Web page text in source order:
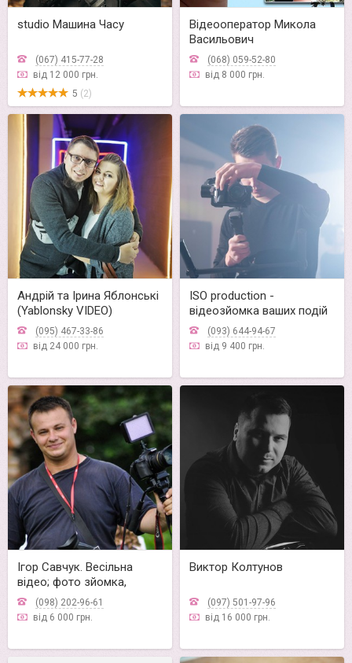
studio Машина Часу
(067) 415-77-28
від 12 000 грн.
5 (2)
Відеооператор Микола
Васильович
(068) 059-52-80
від 8 000 грн.
Андрій та Ірина Яблонські
(Yablonsky VIDEO)
(095) 467-33-86
від 24 000 грн.
ISO production -
відеозйомка ваших подій
(093) 644-94-67
від 9 400 грн.
Ігор Савчук. Весільна
відео; фото зйомка,
(098) 202-96-61
від 6 000 грн.
Виктор Колтунов
(097) 501-97-96
від 16 000 грн.